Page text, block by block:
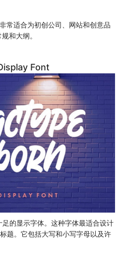
常适合为初创公司、网站和创意品
和大纲。
Font
的显示字体。这种字体最适合设计
题。它包括大写和小写字母以及许